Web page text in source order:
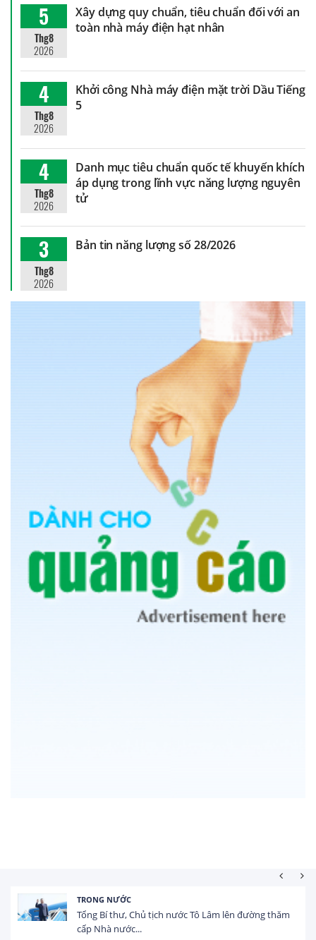
5
Thg8
2026
Xây dựng quy chuẩn, tiêu chuẩn đối với an
toàn nhà máy điện hạt nhân
4
Thg8
2026
Khởi công Nhà máy điện mặt trời Dầu Tiếng
5
4
Thg8
2026
Danh mục tiêu chuẩn quốc tế khuyến khích
áp dụng trong lĩnh vực năng lượng nguyên
tử
3
Thg8
2026
Bản tin năng lượng số 28/2026
Tô Lâm lên đường thăm
Tổng vốn FDI đăng ký